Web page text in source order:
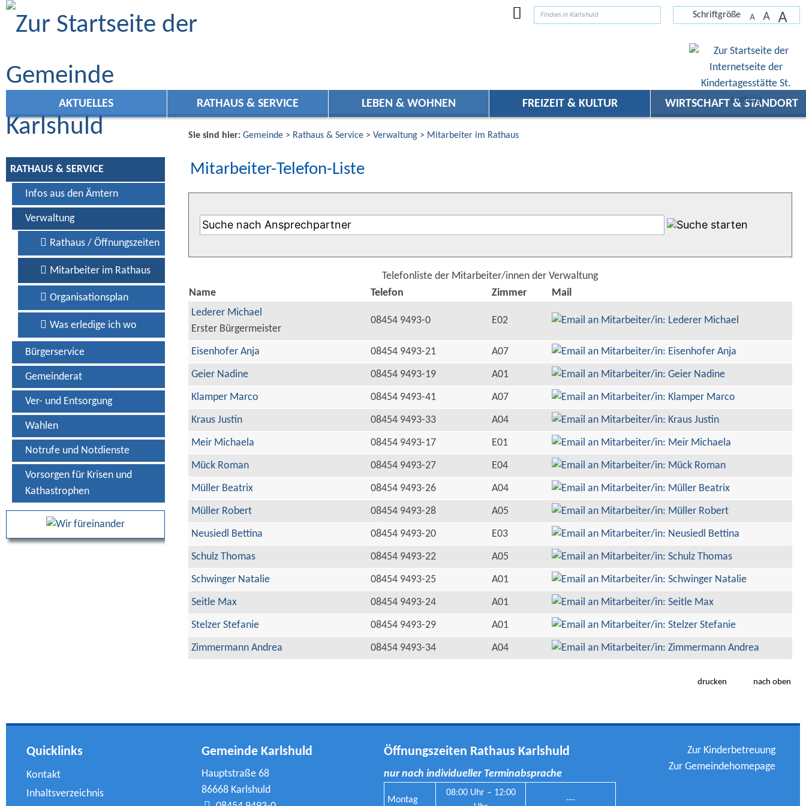
Zum Inhalt
Schriftgröße A A A
AKTUELLES RATHAUS & SERVICE LEBEN & WOHNEN FREIZEIT & KULTUR WIRTSCHAFT & STANDORT
RATHAUS & SERVICE
Infos aus den Ämtern
Verwaltung
Rathaus / Öffnungszeiten
Mitarbeiter im Rathaus
Organisationsplan
Was erledige ich wo
Bürgerservice
Gemeinderat
Ver- und Entsorgung
Wahlen
Notrufe und Notdienste
Vorsorgen für Krisen und
Kathastrophen
Sie sind hier: Gemeinde> Rathaus & Service> Verwaltung> Mitarbeiter im Rathaus
Mitarbeiter-Telefon-Liste
Telefonliste der Mitarbeiter/innen der Verwaltung
Name
Telefon Zimmer
Mail
Lederer Michael
Erster Bürgermeister
08454 9493-0 E02
Eisenhofer Anja 08454 9493-21
A07
Geier Nadine
08454 9493-19
A01
Klamper Marco
08454 9493-41
A07
Kraus Justin
08454 9493-33
A04
Meir Michaela
08454 9493-17
E01
Mück Roman
08454 9493-27
E04
Müller Beatrix
08454 9493-26
A04
Müller Robert
08454 9493-28
A05
Neusiedl Bettina
08454 9493-20
E03
Schulz Thomas
08454 9493-22
A05
Schwinger Natalie
08454 9493-25
A01
Seitle Max
08454 9493-24
A01
Stelzer Stefanie
08454 9493-29
A01
Zimmermann Andrea
08454 9493-34 A04
drucken nach oben
Quicklinks
Kontakt
Inhaltsverzeichnis
Gemeinde Karlshuld
Hauptstraße 68
86668 Karlshuld
Öffnungszeiten Rathaus Karlshuld
nur nach individueller Terminabsprache
Montag
08:00 Uhr – 12:00
---
Zur Kinderbetreuung
Zur Gemeindehomepage